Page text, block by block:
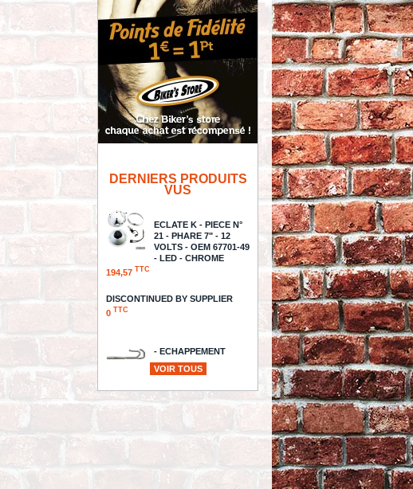
DERNIERS PRODUITS
VUS
ECLATE K - PIECE N°
21 - PHARE 7" - 12
VOLTS - OEM 67701-49
- LED - CHROME
194,57 TTC
DISCONTINUED BY SUPPLIER
0 TTC
- ECHAPPEMENT
REDTHUNDER -
SPORTSTER 04/22 - 2
GRIS VELOUR - HD1109400III
POUR CARTERS -
VOIR TOUS